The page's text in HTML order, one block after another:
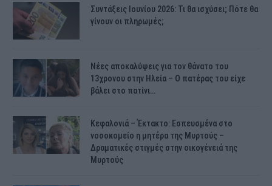
Συντάξεις Ιουνίου 2026: Τι θα ισχύσει; Πότε θα
γίνουν οι πληρωμές;
Νέες αποκαλύψεις για τον θάνατο του
13χρονου στην Ηλεία – Ο πατέρας του είχε
βάλει στο πατίνι…
Κεφαλονιά – Έκτακτο: Εσπευσμένα στο
νοσοκομείο η μητέρα της Μυρτούς –
Δραματικές στιγμές στην οικογένειά της
Μυρτούς